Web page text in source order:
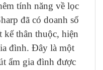
tính năng về lọc
đã có doanh số
kế thân thuộc, hiện
đình. Đây là một
ẩm gia đình được